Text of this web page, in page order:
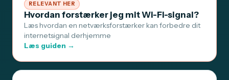
RELEVANT HER
Hvordan forstærker jeg mit Wi-Fi-signal?
Læs hvordan en netværksforstærker kan forbedre dit
internetsignal derhjemme
Læs guiden →